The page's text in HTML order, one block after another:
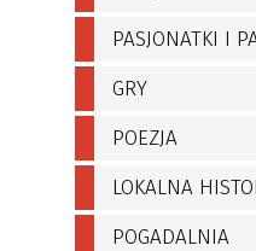
PASJONATKI I
GRY
POEZJA
LOKALNA
POGADALNIA